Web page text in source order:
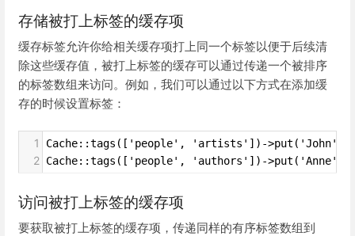
存储被打上标签的缓存项
缓存标签允许你给相关缓存项打上同一个标签以便于后续清
除这些缓存值，被打上标签的缓存可以通过传递一个被排序
的标签数组来访问。例如，我们可以通过以下方式在添加缓
存的时候设置标签：
1 Cache::tags(['people', 'artists'])->put('John',
2 Cache::tags(['people', 'authors'])->put('Anne',
访问被打上标签的缓存项
要获取被打上标签的缓存项，传递同样的有序标签数组到